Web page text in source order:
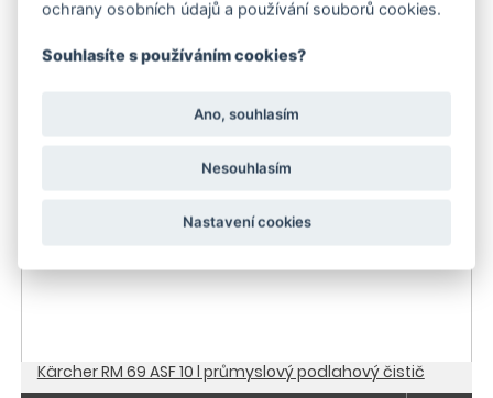
3 485 Kč
Doporučujeme
Kärcher RM 69 ASF 10 l průmyslový podlahový čistič
ochrany osobních údajů a používání souborů cookies.
Souhlasíte s používáním cookies?
Ano, souhlasím
Nesouhlasím
Nastavení cookies